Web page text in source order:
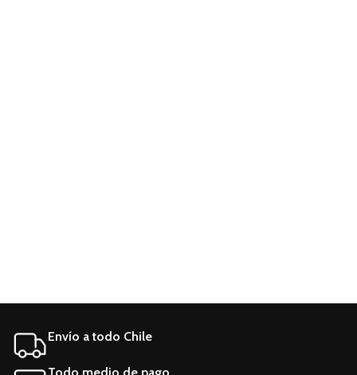
Envío a todo Chile